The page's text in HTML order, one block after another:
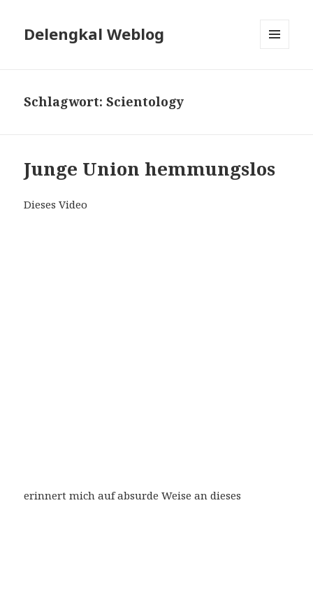
Delengkal Weblog
Schlagwort:Scientology
Junge Union hemmungslos
Dieses Video
erinnert mich auf absurde Weise an dieses